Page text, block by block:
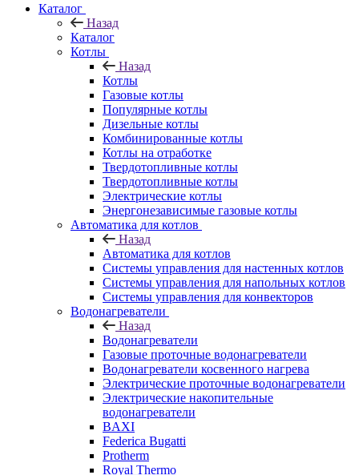
Каталог
Назад
Каталог
Котлы
Назад
Котлы
Газовые котлы
Популярные котлы
Дизельные котлы
Комбинированные котлы
Котлы на отработке
Твердотопливные котлы
Твердотопливные котлы
Электрические котлы
Энергонезависимые газовые котлы
Автоматика для котлов
Назад
Автоматика для котлов
Системы управления для настенных котлов
Системы управления для напольных котлов
Системы управления для конвекторов
Водонагреватели
Назад
Водонагреватели
Газовые проточные водонагреватели
Водонагреватели косвенного нагрева
Электрические проточные водонагреватели
Электрические накопительные
водонагреватели
BAXI
Federica Bugatti
Protherm
Royal Thermo